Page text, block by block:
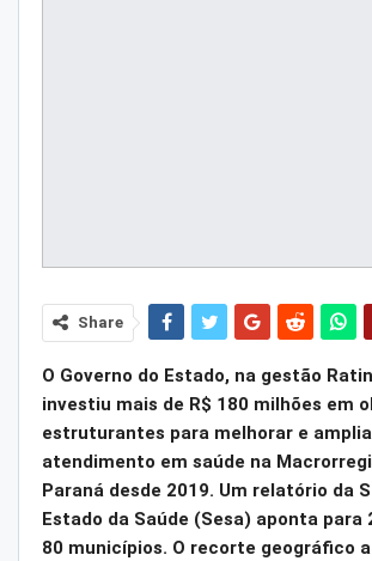
Share
O Governo do Estado, na gestão
investiu mais de R$ 180 milhões em
estruturantes para melhorar e
atendimento em saúde na
Paraná desde 2019. Um relatório da
Estado da Saúde (Sesa) aponta para
80 municípios. O recorte geográfico